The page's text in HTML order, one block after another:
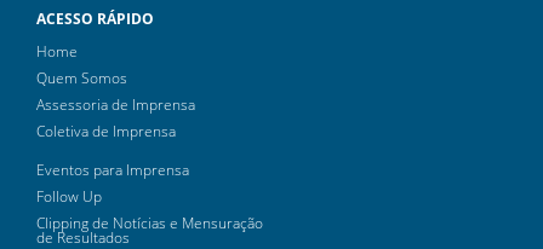
ACESSO RÁPIDO
Home
Quem Somos
Assessoria de Imprensa
Coletiva de Imprensa
Eventos para Imprensa
Follow Up
Clipping de Notícias e Mensuração
de Resultados